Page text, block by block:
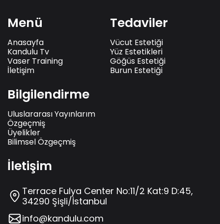
Menü
Anasayfa
Kandulu Tv
Vaser Training
İletişim
Tedaviler
Vücut Estetiği
Yüz Estetikleri
Göğüs Estetiği
Burun Estetiği
Bilgilendirme
Uluslararası Yayınlarım
Özgeçmiş
Üyelikler
Bilimsel Özgeçmiş
İletişim
Terrace Fulya Center No:11/2 Kat:9 D:45,
34290 Şişli/İstanbul
info@kandulu.com